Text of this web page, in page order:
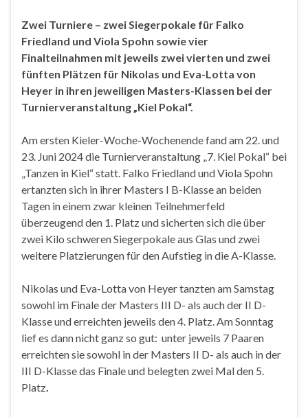
Zwei Turniere – zwei Siegerpokale für Falko
Friedland und Viola Spohn sowie vier
Finalteilnahmen mit jeweils zwei vierten und zwei
fünften Plätzen für Nikolas und Eva-Lotta von
Heyer in ihren jeweiligen Masters-Klassen bei der
Turnierveranstaltung „Kiel Pokal“.
Am ersten Kieler-Woche-Wochenende fand am 22. und
23. Juni 2024 die Turnierveranstaltung „7. Kiel Pokal“ bei
„Tanzen in Kiel“ statt. Falko Friedland und Viola Spohn
ertanzten sich in ihrer Masters I B-Klasse an beiden
Tagen in einem zwar kleinen Teilnehmerfeld
überzeugend den 1. Platz und sicherten sich die über
zwei Kilo schweren Siegerpokale aus Glas und zwei
weitere Platzierungen für den Aufstieg in die A-Klasse.
Nikolas und Eva-Lotta von Heyer tanzten am Samstag
sowohl im Finale der Masters III D- als auch der II D-
Klasse und erreichten jeweils den 4. Platz. Am Sonntag
lief es dann nicht ganz so gut: unter jeweils 7 Paaren
erreichten sie sowohl in der Masters II D- als auch in der
III D-Klasse das Finale und belegten zwei Mal den 5.
Platz.